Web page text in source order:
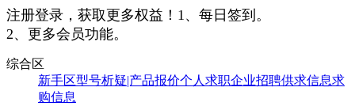
注册登录，获取更多权益！ 1、每日签到。
2、更多会员功能。
综合区
新手区型号析疑|产品报价个人求职企业招聘供求信息求
购信息